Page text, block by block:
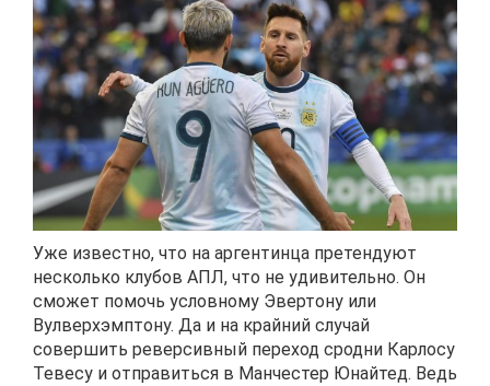
Уже известно, что на аргентинца претендуют
несколько клубов АПЛ, что не удивительно. Он
сможет помочь условному Эвертону или
Вулверхэмптону. Да и на крайний случай
совершить реверсивный переход сродни Карлосу
Тевесу и отправиться в Манчестер Юнайтед. Ведь